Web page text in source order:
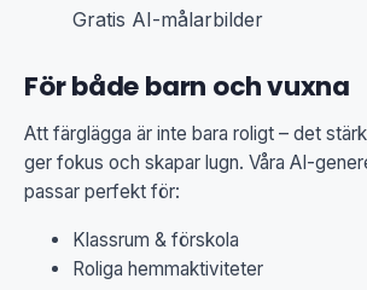
Gratis AI-målarbilder
För både barn och vuxna
Att färglägga är inte bara roligt – det
ger fokus och skapar lugn. Våra AI-
passar perfekt för:
Klassrum & förskola
Roliga hemmaktiviteter